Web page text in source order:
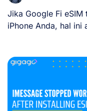
Jika Google Fi
iPhone Anda, hal ini